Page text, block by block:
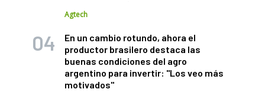
Agtech
En un cambio rotundo, ahora el
productor brasilero destaca las
buenas condiciones del agro
argentino para invertir: "Los veo más
motivados"